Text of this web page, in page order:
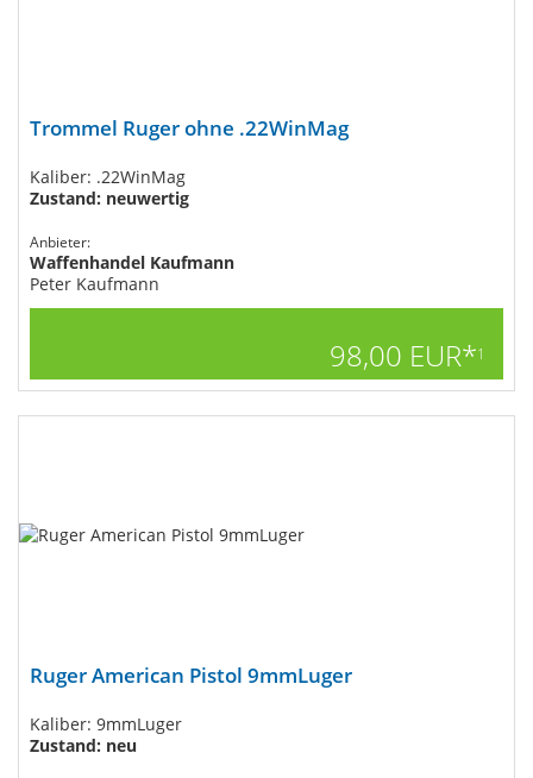
Trommel Ruger ohne .22WinMag
Kaliber: .22WinMag
Zustand: neuwertig
Anbieter:
Waffenhandel Kaufmann
Peter Kaufmann
98,00 EUR*1
Ruger American Pistol 9mmLuger
Kaliber: 9mmLuger
Zustand: neu